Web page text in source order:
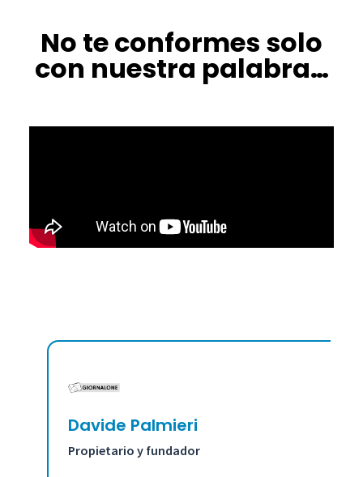
No te conformes solo
con nuestra palabra…
Davide Palmieri
Propietario y fundador